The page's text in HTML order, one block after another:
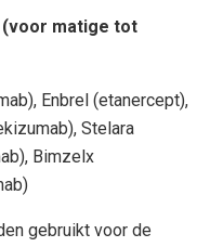
(voor matige tot
Enbrel (etanercept),
Stelara
Bimzelx
gebruikt voor de